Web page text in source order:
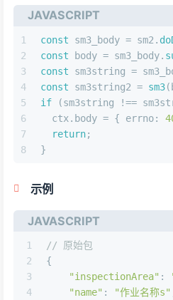
JAVASCRIPT
1
2
3
4
5
6
7
8
const sm3_body = sm2.
const body = sm3_body.
const sm3string =
const sm3string2 = sm3
if (sm3string !==
  ctx.
body = { errno:
return;
}
示例
JAVASCRIPT
1
2
3
4
// 原始包
{
"inspectionArea" :
"name" : "作业名称s"